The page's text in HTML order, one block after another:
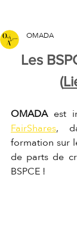
OMADA
Les
(
OMADA
FairShares,
formation sur
de parts de
BSPCE !